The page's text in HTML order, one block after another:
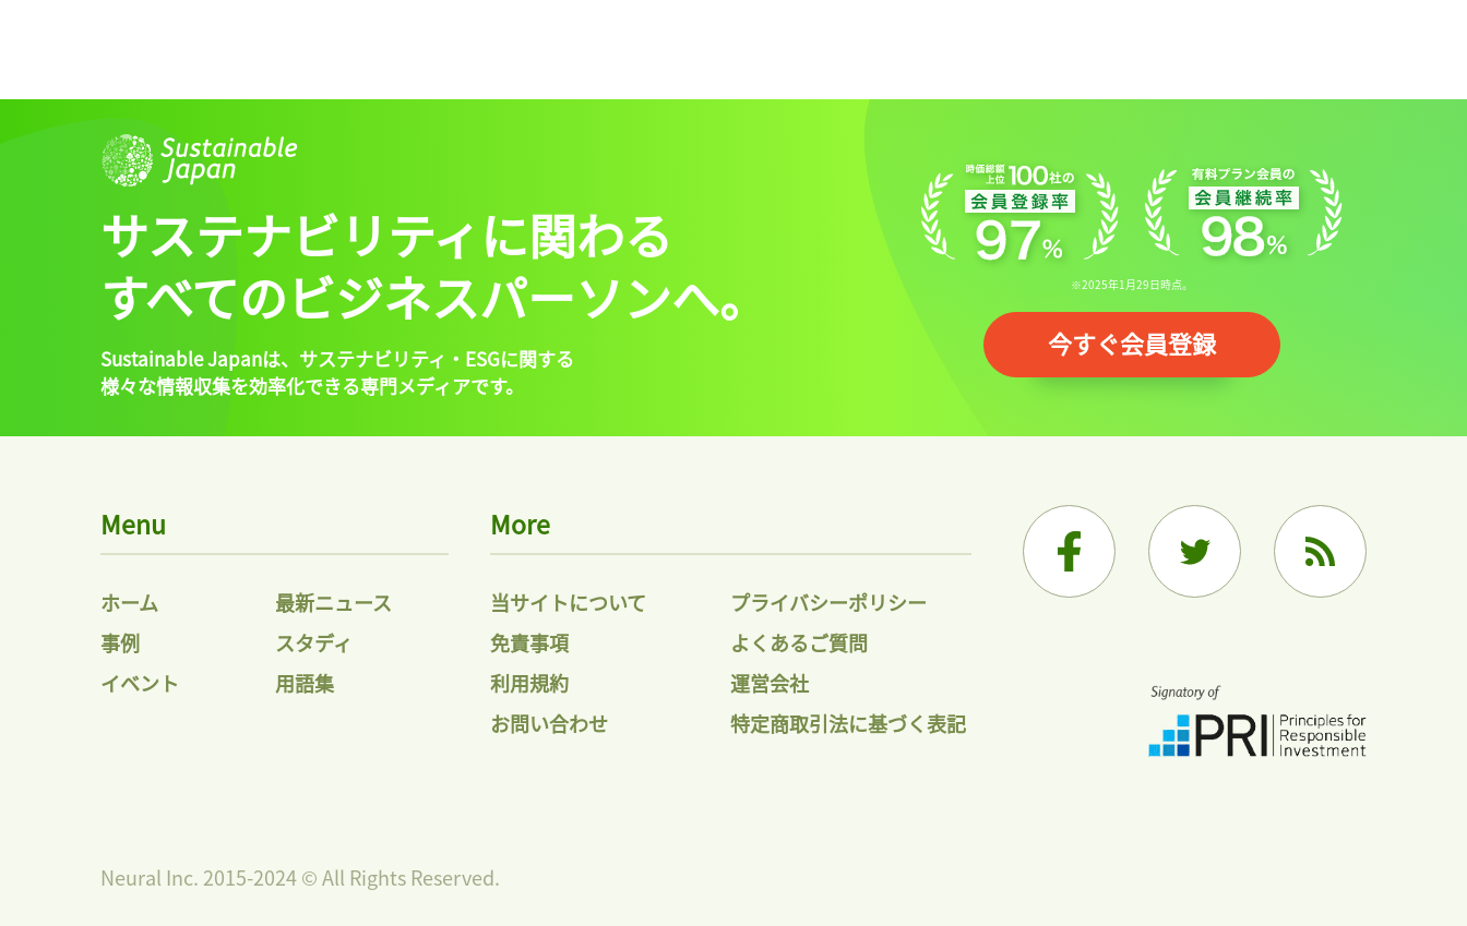
サステナビリティに関わる
すべてのビジネスパーソンへ。
Sustainable Japanは、 サステナビリティ・ESGに関する
様々な情報収集を効率化できる専門メディアです。
※2025年1月29日時点。
今すぐ会員登録
Menu
ホーム
最新ニュース
事例
スタディ
イベント
用語集
More
当サイトについて
プライバシーポリシー
免責事項
よくあるご質問
利用規約
運営会社
お問い合わせ
特定商取引法に基づく表記
Neural Inc. 2015-2024 © All Rights Reserved.